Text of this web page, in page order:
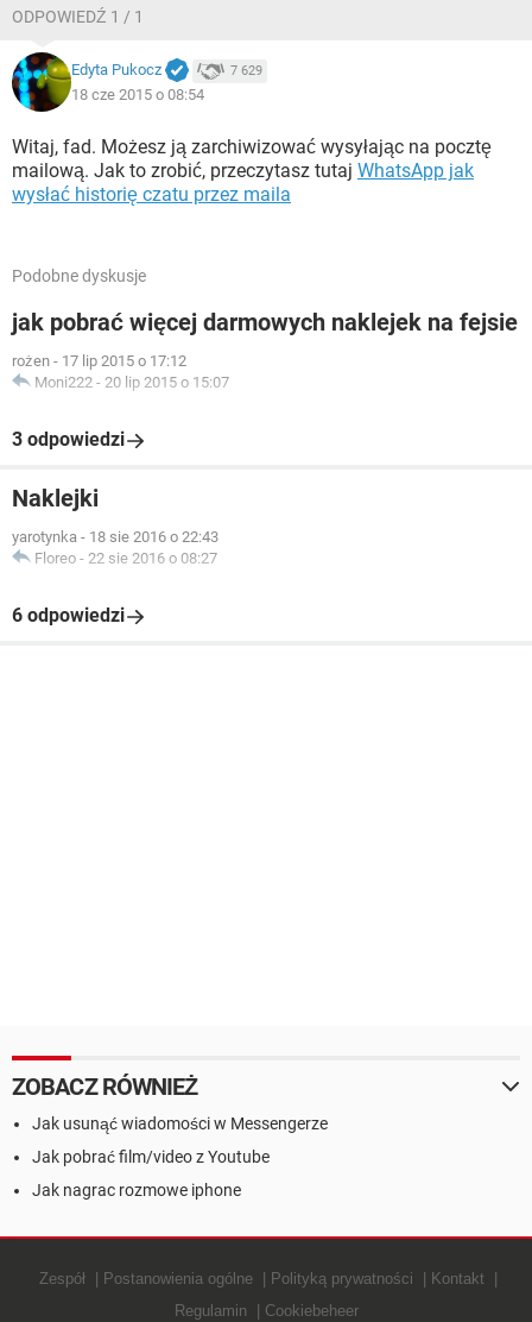
ODPOWIEDŹ 1 / 1
Edyta Pukocz 7 629
18 cze 2015 o 08:54
Witaj, fad. Możesz ją zarchiwizować wysyłając na pocztę
mailową. Jak to zrobić, przeczytasz tutaj WhatsApp jak
wysłać historię czatu przez maila
Podobne dyskusje
jak pobrać więcej darmowych naklejek na fejsie
rożen - 17 lip 2015 o 17:12
Moni222 - 20 lip 2015 o 15:07
3 odpowiedzi
Naklejki
yarotynka - 18 sie 2016 o 22:43
Floreo - 22 sie 2016 o 08:27
6 odpowiedzi
ZOBACZ RÓWNIEŻ
Jak usunąć wiadomości w Messengerze
Jak pobrać film/video z Youtube
Jak nagrac rozmowe iphone
Zespół Postanowienia ogólne Polityką prywatności
Kontakt
Regulamin
Cookiebeheer